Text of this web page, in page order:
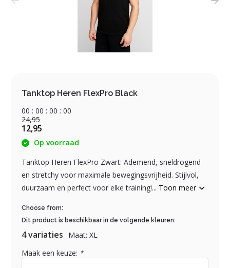
Tanktop Heren FlexPro Black
00 :00 :00 :00
24,95
12,95
Op voorraad
Tanktop Heren FlexPro Zwart: Ademend, sneldrogend
en stretchy voor maximale bewegingsvrijheid. Stijlvol,
duurzaam en perfect voor elke training!... Toon meer
Choose from:
Dit product is beschikbaar in de volgende kleuren:
4 variaties
Maat: XL
Maak een keuze: *